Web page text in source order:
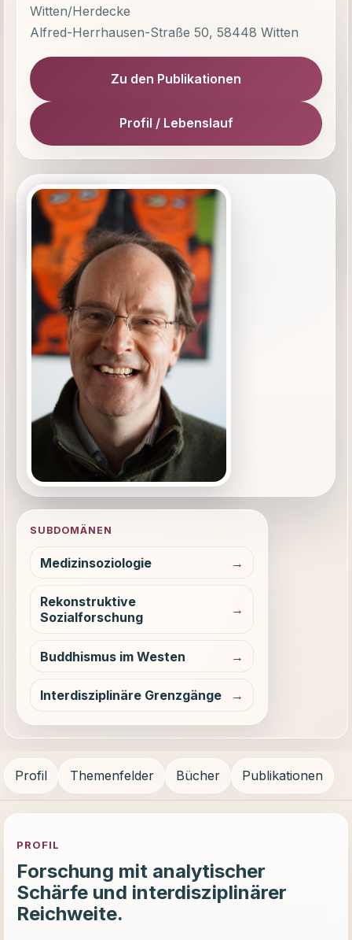
Witten/Herdecke
Alfred-Herrhausen-Straße 50, 58448 Witten
Zu den Publikationen
Profil / Lebenslauf
SUBDOMÄNEN
Medizinsoziologie
Rekonstruktive
Sozialforschung
Buddhismus im Westen
Interdisziplinäre Grenzgänge
Profil Themenfelder Bücher Publikationen
PROFIL
Forschung mit analytischer
Schärfe und interdisziplinärer
Reichweite.